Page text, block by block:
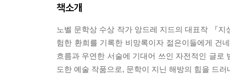
책소개
노벨 문학상 수상 작가 앙드레 지드의 대표작 『
험한 환희를 기록한 비망록이자 젊은이들에게 건
흐름과 우연한 서술에 기대어 쓰인 자전적인 글
도한 예술 작품으로, 문학이 지닌 해방의 힘을 드